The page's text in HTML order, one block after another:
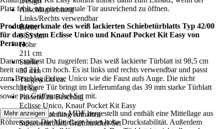
Anschlagrichtung
Links/Rechts verwendbar
Breite
98,5 cm
Höhe
211 cm
Stärke
39 mm
Türgewicht ca.
31 kg
Passend zu Beschlag
Eclisse Unico, Knauf Pocket Kit Easy
Im Lieferumfang enthalten
Schiebetürblatt, Griffmuschel-Set
Platz fehlt, um eine normale Tür ausreichend zu öffnen.
Produktmerkmale des weiß lackierten Schiebetürblatts Typ 42/00
für das System Eclisse Unico und Knauf Pocket Kit Easy von
Pertura
Darum solltest Du zugreifen: Das weiß lackierte Türblatt ist 98,5 cm
breit und 211 cm hoch. Es ist links und rechts verwendbar und passt
zum Beschlag Eclisse Unico wie die Faust aufs Auge. Die nicht
verschließbare Tür bringt im Lieferumfang das 39 mm starke Türblatt
sowie ein Griffmuschel-Set mit.
Die Schiebetür ist aus MDF hergestellt und enthält eine Mittellage aus
Röhrenspan. Die Mittellage bietet hohe Druckstabilität. Außerdem
Mehr anzeigen